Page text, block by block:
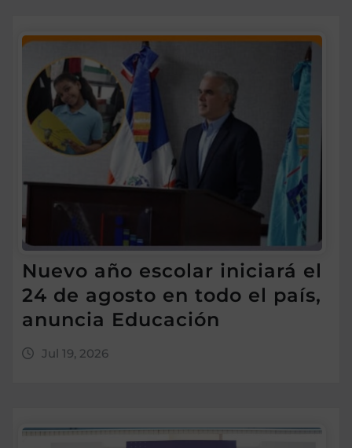
Nuevo año escolar iniciará el
24 de agosto en todo el país,
anuncia Educación
Jul 19, 2026